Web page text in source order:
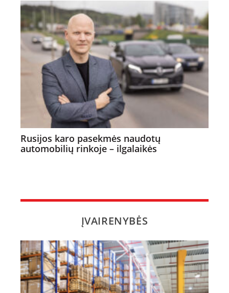
Rusijos karo pasekmės naudotų
automobilių rinkoje – ilgalaikės
ĮVAIRENYBĖS